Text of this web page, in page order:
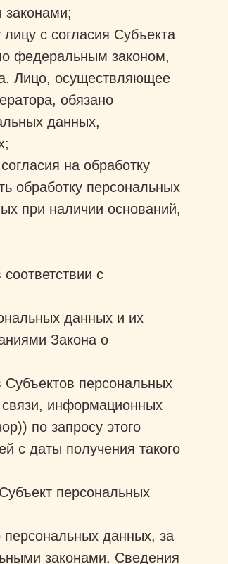
с согласия Субъекта
федеральным законом,
Лицо, осуществляющее
обязано
данных,
на обработку
обработку персональных
при наличии оснований,
с
данных и их
Закона о
персональных
информационных
по запросу этого
с даты получения такого
персональных
данных, за
законами. Сведения